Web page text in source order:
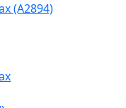
(A2894)